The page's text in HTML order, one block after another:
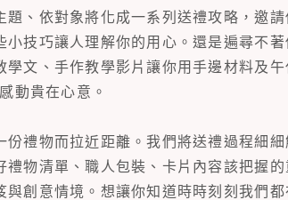
題、依對象將化成一系列送禮攻略，邀
小技巧讓人理解你的用心。還是遍尋不
學文、手作教學影片讓你用手邊材料及
動貴在心意。
份禮物而拉近距離。我們將送禮過程細細
禮物清單、職人包裝、卡片內容該把握
與創意情境。想讓你知道時時刻刻我們